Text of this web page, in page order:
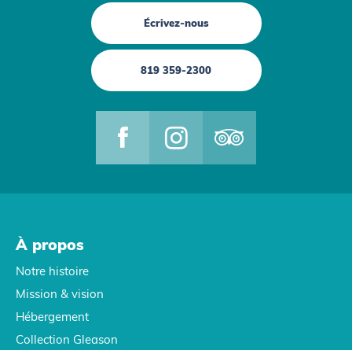
Écrivez-nous
819 359-2300
À propos
Notre histoire
Mission & vision
Hébergement
Collection Gleason